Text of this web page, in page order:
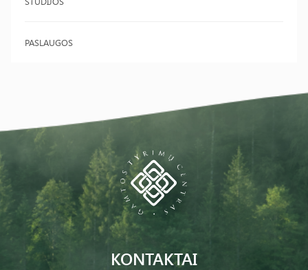
PASLAUGOS
KONTAKTAI